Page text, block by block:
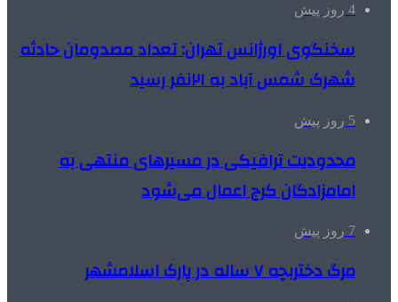
4 روز پیش
سخنگوی اورژانس تهران: تعداد مصدومان حادثه
شهرک شمس آباد به ۲۱نفر رسید
5 روز پیش
محدودیت ترافیکی در مسیرهای منتهی به
امامزادگان کرج اعمال می‌شود
7 روز پیش
مرگ دختربچه ۷ ساله در پارک اسلامشهر